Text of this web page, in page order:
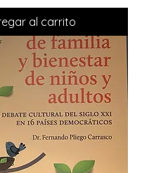
al carrito